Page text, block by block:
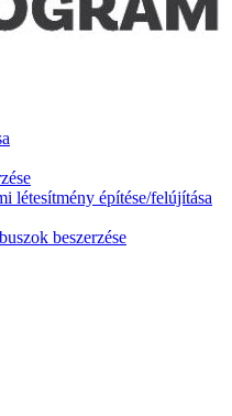
létesítmény építése/felújítása
beszerzése